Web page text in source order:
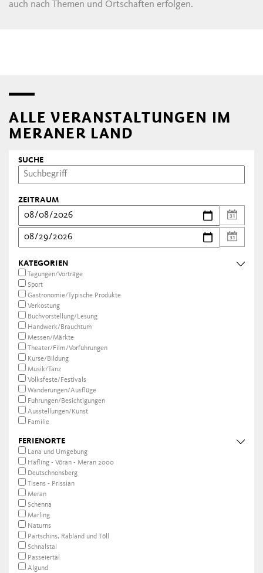
auch nach Themen und Ortschaften erfolgen.
ALLE VERANSTALTUNGEN IM
MERANER LAND
SUCHE
ZEITRAUM
KATEGORIEN
Tagungen/Vorträge
Sport
Gastronomie/Typische Produkte
Verkostung
Buchvorstellung/Lesung
Handwerk/Brauchtum
Messen/Märkte
Theater/Film/Vorführungen
Kurse/Bildung
Musik/Tanz
Volksfeste/Festivals
Wanderungen/Ausflüge
Führungen/Besichtigungen
Ausstellungen/Kunst
Familie
FERIENORTE
Lana und Umgebung
Hafling - Vöran - Meran 2000
Deutschnonsberg
Tisens - Prissian
Meran
Schenna
Marling
Naturns
Partschins, Rabland und Töll
Schnalstal
Passeiertal
Algund